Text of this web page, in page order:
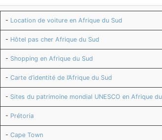
- Location de voiture en Afrique du Sud
- Hôtel pas cher Afrique du Sud
- Shopping en Afrique du Sud
- Carte d’identité de l’Afrique du Sud
- Sites du patrimoine mondial UNESCO en Afrique
- Prétoria
- Cape Town